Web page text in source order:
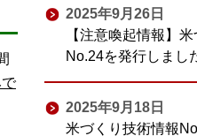
2025年9月26日
【注意喚起情報】
No.24を発行しまし
2025年9月18日
米づくり技術情報